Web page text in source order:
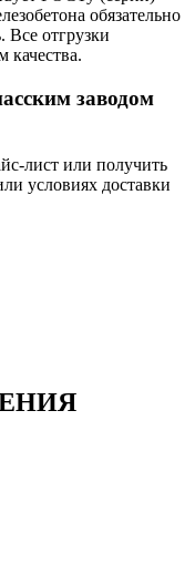
обязательно
Все отгрузки
качества.
заводом
лист или получить
условиях доставки